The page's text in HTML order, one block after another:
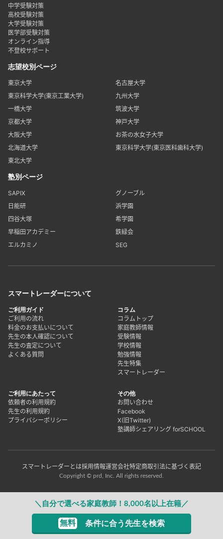
＼自分で選べる家庭教師！8,000名以上在籍／
無料 条件に合う先生を検索
中学受験対策
高校受験対策
大学受験対策
医学部受験対策
オンライン指導
不登校サポート
志望校別ページ
東京大学
名古屋大学
東京科学大学(東京工業大学)
九州大学
一橋大学
筑波大学
京都大学
神戸大学
大阪大学
お茶の水女子大学
北海道大学
東京科学大学(東京医科歯科大学)
東北大学
塾別ページ
SAPIX
グノーブル
日能研
浜学園
四谷大塚
希学園
早稲田アカデミー
鉄緑会
エルカミノ
SEG
スマートレーダーについて
ご利用ガイド
ご利用の流れ
料金のお支払いについて
先生の本人確認について
先生の査定について
よくある質問
コラム
コラムトップ
家庭教師情報
受験情報
学校情報
勉強情報
先生特集
スマートレーダー
ご利用にあたって
依頼者の利用規約
先生の利用規約
プライバシーポリシー
その他
お問い合わせ
Facebook
X(旧Twitter)
塾講師シェアリング forSCHOOL
スマートレーダーとは採用情報運営会社特定商取引法に基づく表記
Copyright © prd, Inc. All rights reserved.